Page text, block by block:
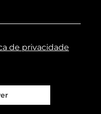
de privacidade